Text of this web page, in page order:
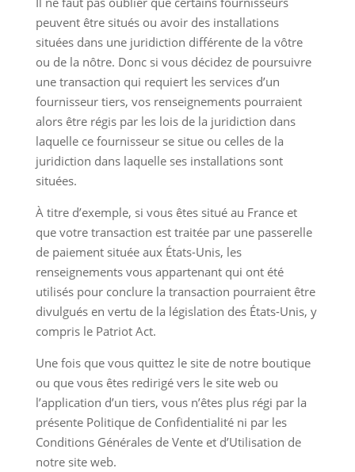
peuvent être situés ou avoir des installations
situées dans une juridiction différente de la vôtre
ou de la nôtre. Donc si vous décidez de poursuivre
une transaction qui requiert les services d’un
fournisseur tiers, vos renseignements pourraient
alors être régis par les lois de la juridiction dans
laquelle ce fournisseur se situe ou celles de la
juridiction dans laquelle ses installations sont
situées.
À titre d’exemple, si vous êtes situé au France et
que votre transaction est traitée par une passerelle
de paiement située aux États-Unis, les
renseignements vous appartenant qui ont été
utilisés pour conclure la transaction pourraient être
divulgués en vertu de la législation des États-Unis, y
compris le Patriot Act.
Une fois que vous quittez le site de notre boutique
ou que vous êtes redirigé vers le site web ou
l’application d’un tiers, vous n’êtes plus régi par la
présente Politique de Confidentialité ni par les
Conditions Générales de Vente et d’Utilisation de
notre site web.